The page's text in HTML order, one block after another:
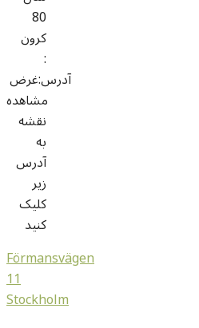
80
کرون
:
مشاهده
نقشه
به
آدرس
زیر
کلیک
کنید
Förmansvägen
11
Stockholm